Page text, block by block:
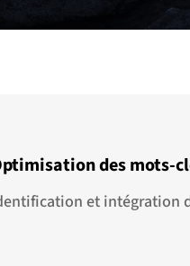
des mots-
et intégration